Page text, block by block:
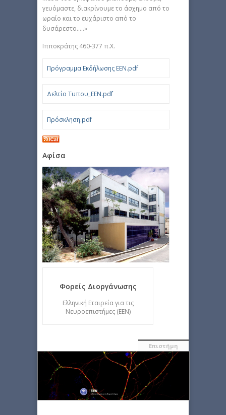
γευόμαστε, διακρίνουμε το άσχημο από το
ωραίο και το ευχάριστο από το
δυσάρεστο…..»
Ιπποκράτης 460-377 π.Χ.
Πρόγραμμα Εκδήλωσης EEN.pdf
Δελτίο Τυπου_ΕΕΝ.pdf
Πρόσκληση.pdf
Αφίσα
Φορείς Διοργάνωσης
Ελληνική Εταιρεία για τις
Νευροεπιστήμες (ΕΕΝ)
Επιστήμη